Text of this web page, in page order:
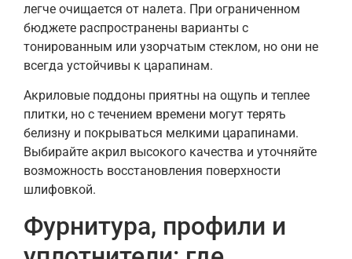
легче очищается от налета. При ограниченном
бюджете распространены варианты с
тонированным или узорчатым стеклом, но они не
всегда устойчивы к царапинам.
Акриловые поддоны приятны на ощупь и теплее
плитки, но с течением времени могут терять
белизну и покрываться мелкими царапинами.
Выбирайте акрил высокого качества и уточняйте
возможность восстановления поверхности
шлифовкой.
Фурнитура, профили и